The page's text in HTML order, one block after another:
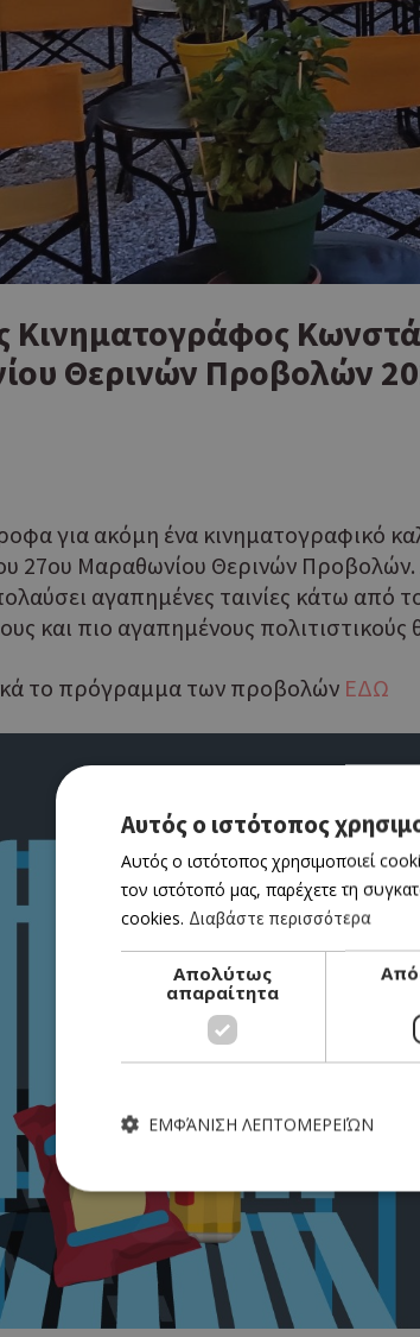
Κινηματογράφος
Θερινών Προβολών
για ακόμη ένα κινηματογραφικό
27ου Μαραθωνίου Θερινών Προβολών.
αγαπημένες ταινίες κάτω από
και πιο αγαπημένους
το πρόγραμμα των προβολών ΕΔΩ
Αυτός ο ιστότοπος
Αυτός ο ιστότοπος χρησιμοποιεί
τον ιστότοπό μας, παρέχετε τη
cookies. Διαβάστε περισσότερα
Απολύτως
απαραίτητα
ΕΜΦΆΝΙΣΗ ΛΕΠΤΟΜΕΡΕΙΏΝ
Απολύτως απαραίτητα
Τα απολύτως απαραίτητα cookies επιτρέπουν
ιστότοπος δεν μπορεί να χρησιμοποιηθεί σωστά